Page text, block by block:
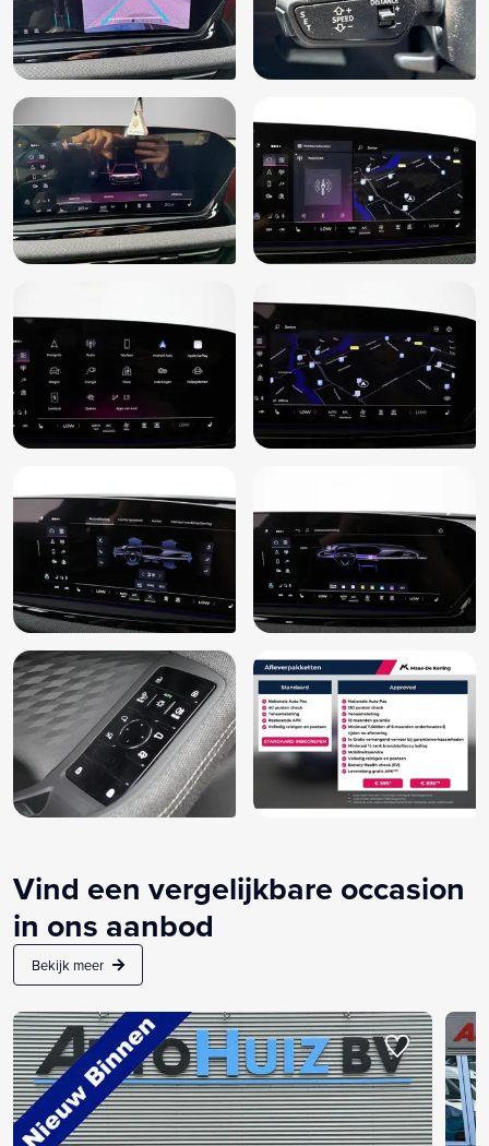
Vind een vergelijkbare occasion
in ons aanbod
Bekijk meer